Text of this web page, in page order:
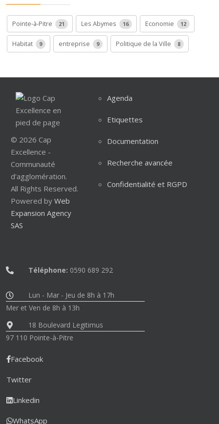
Pointe-à-Pitre 21 Les Abymes 16 Economie 12
Habitat 9 entreprise 9 Politique de la Ville 8
© 2026 Cap
Excellence -
Communauté
d'agglomération.
All Rights Reserved.
Powered by Web
Expansion Agency
SAS
Agenda
Etiquettes
Documentation
Recherche avancée
Confidentialité et RGPD
Téléphone: 0590 689 292
Lun - Mar - Jeu de 8h à 17h
Mer et Ven de 8h à 13h
18 Boulevard Legitimus
97 110 Pointe-à-Pitre
Facebook
Twitter
Linkedin
WhatsApp